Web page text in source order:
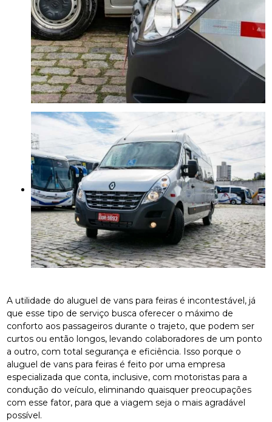
A utilidade do aluguel de vans para feiras é incontestável, já
que esse tipo de serviço busca oferecer o máximo de
conforto aos passageiros durante o trajeto, que podem ser
curtos ou então longos, levando colaboradores de um ponto
a outro, com total segurança e eficiência. Isso porque o
aluguel de vans para feiras é feito por uma empresa
especializada que conta, inclusive, com motoristas para a
condução do veículo, eliminando quaisquer preocupações
com esse fator, para que a viagem seja o mais agradável
possível.